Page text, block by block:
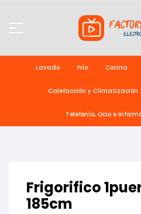
Lavado Frío Cocina
Calefacción y Climatización
Telefonía, Ocio e
Frigorifico
185cm